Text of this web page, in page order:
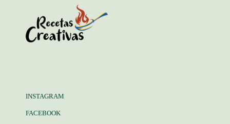
INSTAGRAM
FACEBOOK